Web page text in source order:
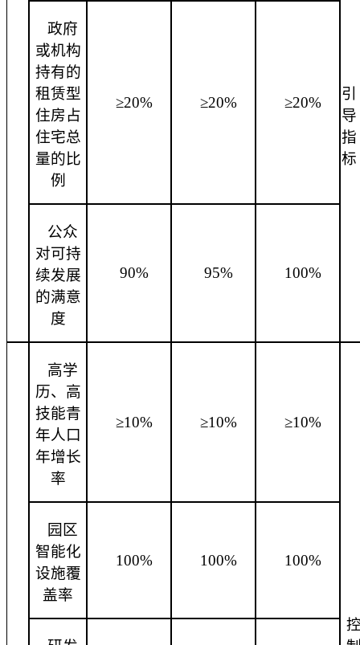
引
导
指
标
政府
或机构
持有的
租赁型
住房占
住宅总
量的比
例
≥20% ≥20% ≥20%
公众
对可持
续发展
的满意
度
90% 95% 100%
高学
历、高
技能青
年人口
年增长
率
≥10% ≥10% ≥10%
园区
智能化
设施覆
盖率
100% 100% 100%